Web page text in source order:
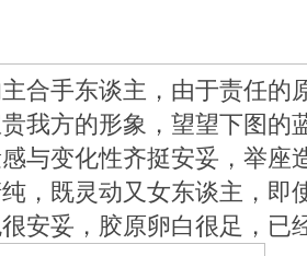
合手东谈主，由于责任的
我方的形象，望望下图的
与变化性齐挺安妥，举座
，既灵动又女东谈主，即
安妥，胶原卵白很足，已